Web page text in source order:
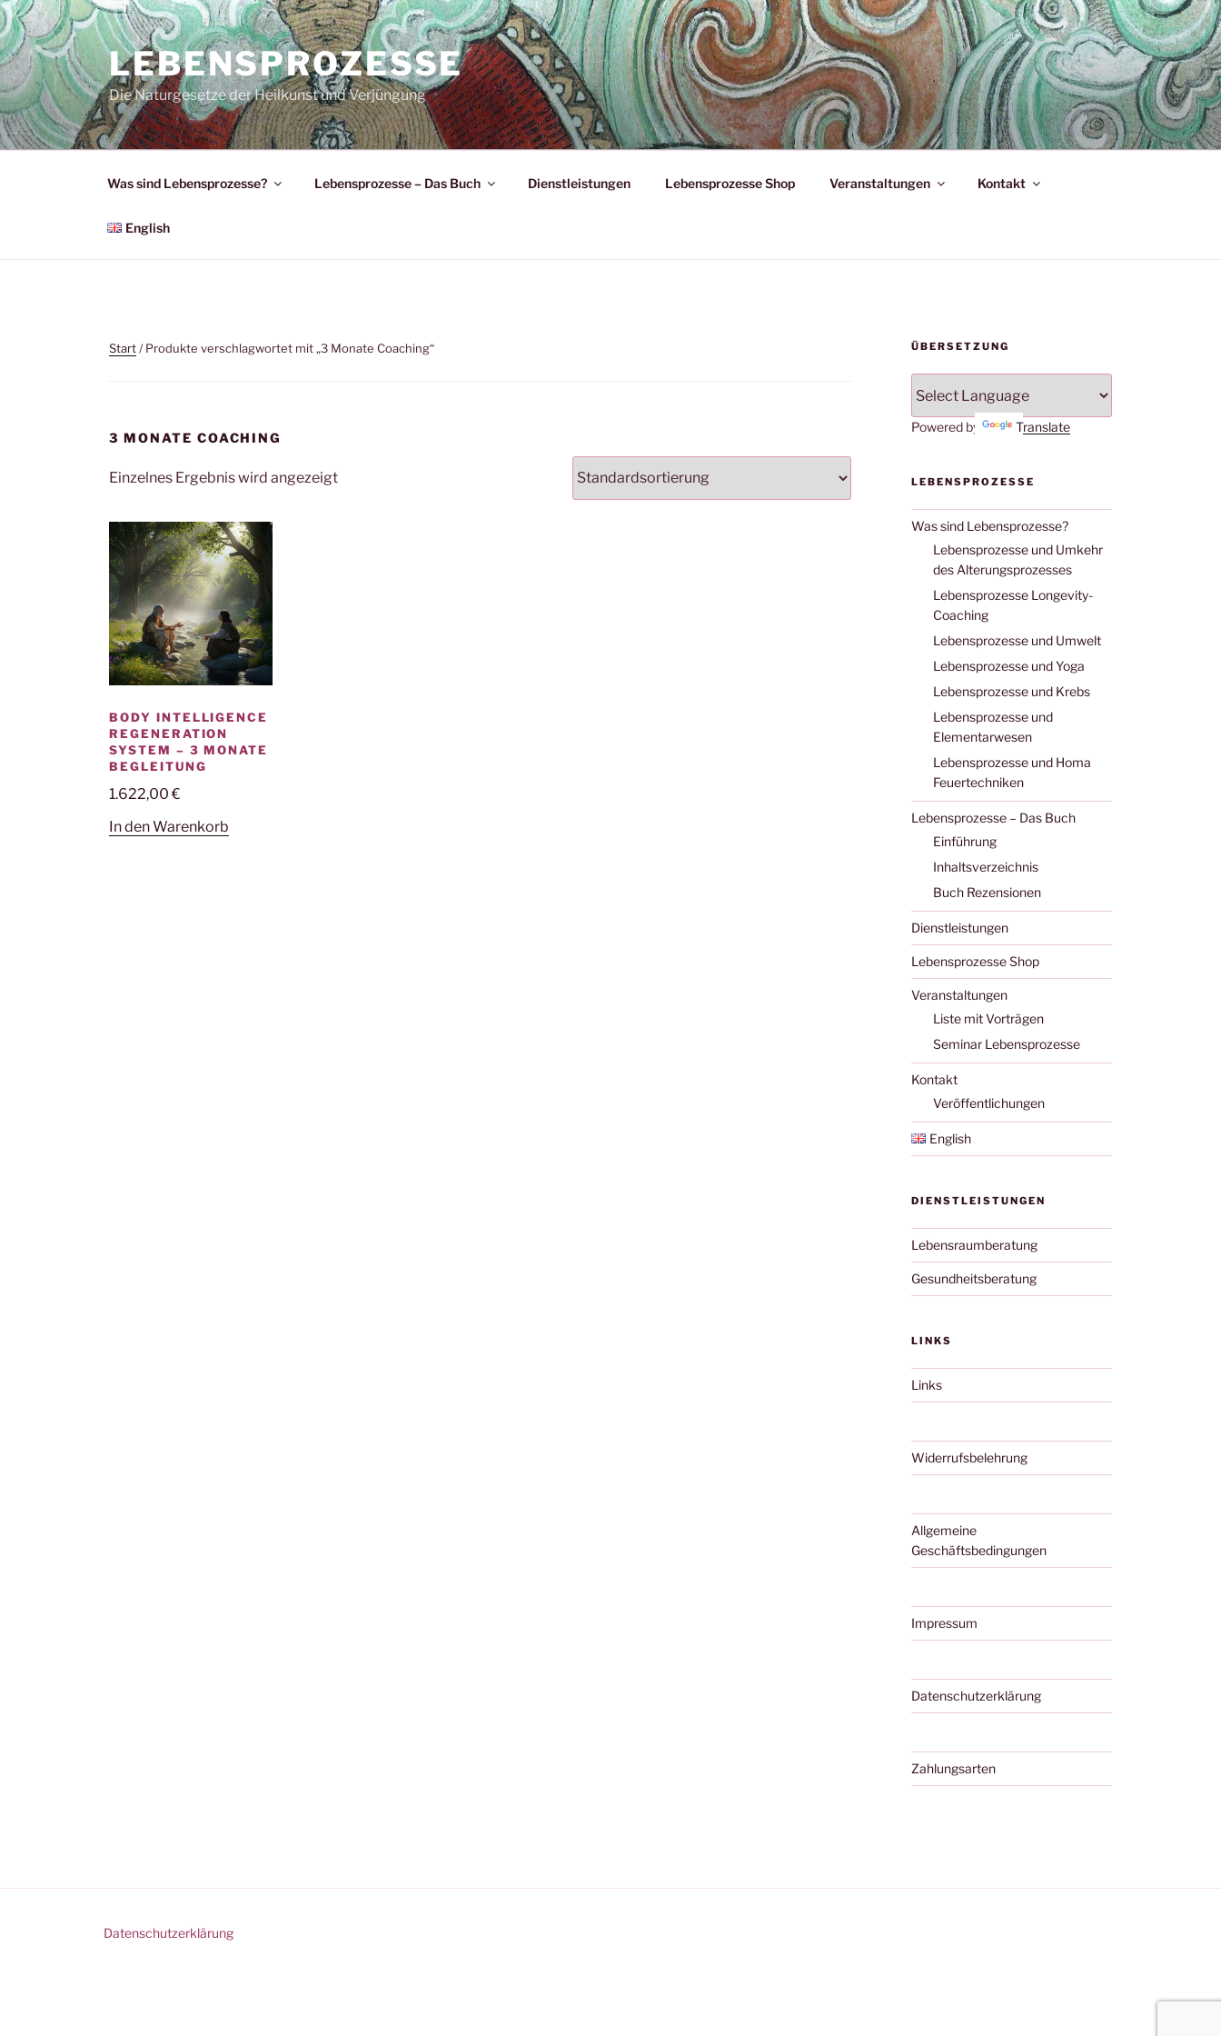
Zum
Inhalt
springen
LEBENSPROZESSE
Die Naturgesetze der Heilkunst und Verjüngung
Was sind Lebensprozesse? Lebensprozesse – Das Buch Dienstleistungen Lebensprozesse Shop Veranstaltungen Kontakt
English
Start/ Produkte verschlagwortet mit „3 Monate Coaching“
3 MONATE COACHING
Einzelnes Ergebnis wird angezeigt
BODY INTELLIGENCE
REGENERATION
SYSTEM – 3 MONATE
BEGLEITUNG
1.622,00€
In den Warenkorb
ÜBERSETZUNG
Powered by Translate
LEBENSPROZESSE
Was sind Lebensprozesse?
Lebensprozesse und Umkehr
des Alterungsprozesses
Lebensprozesse Longevity-
Coaching
Lebensprozesse und Umwelt
Lebensprozesse und Yoga
Lebensprozesse und Krebs
Lebensprozesse und
Elementarwesen
Lebensprozesse und Homa
Feuertechniken
Lebensprozesse – Das Buch
Einführung
Inhaltsverzeichnis
Buch Rezensionen
Dienstleistungen
Lebensprozesse Shop
Veranstaltungen
Liste mit Vorträgen
Seminar Lebensprozesse
Kontakt
Veröffentlichungen
English
DIENSTLEISTUNGEN
Lebensraumberatung
Gesundheitsberatung
LINKS
Links
Widerrufsbelehrung
Allgemeine
Geschäftsbedingungen
Impressum
Datenschutzerklärung
Zahlungsarten
Datenschutzerklärung